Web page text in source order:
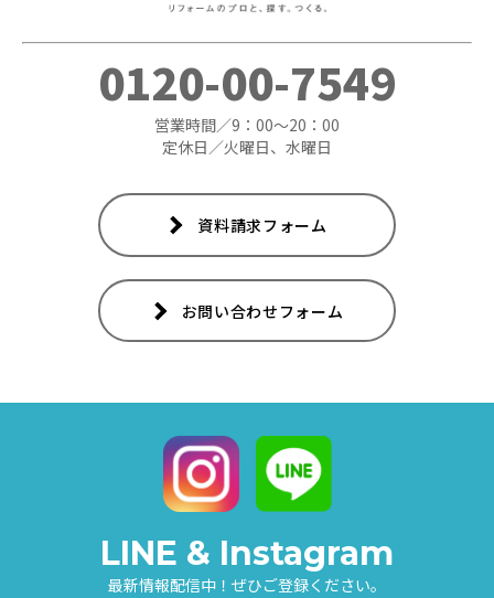
0120-00-7549
営業時間／9：00～20：00
定休日／火曜日、水曜日
資料請求フォーム
お問い合わせフォーム
LINE & Instagram
最新情報配信中！ぜひご登録ください。